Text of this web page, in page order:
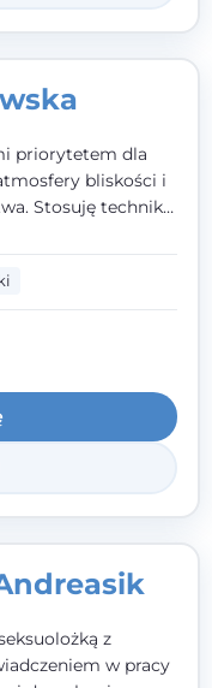
priorytetem dla
bliskości i
Stosuję techniki
oraz metody,
rozwiązaniach
do
poprzez
zasobów
W swojej
z metod dialogu
uważności.
z
w pracy